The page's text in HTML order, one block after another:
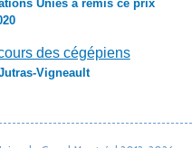
Unies a remis ce prix
des cégépiens
Vigneault